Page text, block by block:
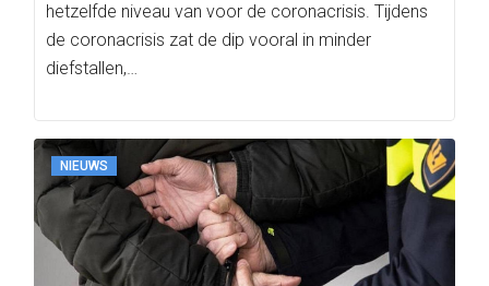
hetzelfde niveau van voor de coronacrisis. Tijdens
de coronacrisis zat de dip vooral in minder
diefstallen,…
NIEUWS